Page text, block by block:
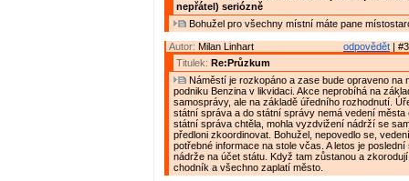
nepřátel) seriózně
Bohužel pro všechny místní máte pane
odpovědět |
Autor: Milan Linhart
Titulek: Re:Průzkum
Náměstí je rozkopáno a zase bude opraveno na
podniku Benzina v likvidaci. Akce neprobíhá na
samosprávy, ale na základě úředního rozhodnutí.
státní správa a do státní správy nemá vedení města
státní správa chtěla, mohla vyzdvižení nádrží se
předloni zkoordinovat. Bohužel, nepovedlo se,
potřebné informace na stole včas. A letos je
nádrže na účet státu. Když tam zůstanou a
chodník a všechno zaplatí město.